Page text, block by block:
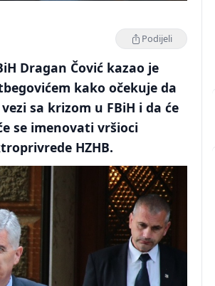
Podijeli
Dragan Čović kazao je
kako očekuje da
sa krizom u FBiH i da će
se imenovati vršioci
HZHB.